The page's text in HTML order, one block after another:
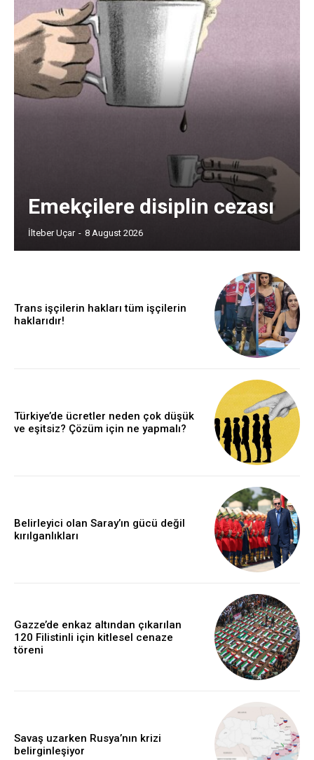
Emekçilere disiplin cezası
İlteber Uçar - 8 August 2026
Trans işçilerin hakları tüm işçilerin
haklarıdır!
Türkiye’de ücretler neden çok düşük
ve eşitsiz? Çözüm için ne yapmalı?
Belirleyici olan Saray’ın gücü değil
kırılganlıkları
Gazze’de enkaz altından çıkarılan
120 Filistinli için kitlesel cenaze
töreni
Savaş uzarken Rusya’nın krizi
belirginleşiyor